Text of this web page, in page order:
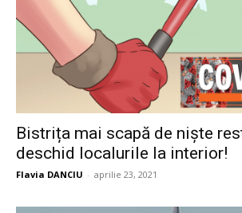
Bistrița mai scapă de niște
deschid localurile la interior!
Flavia DANCIU - aprilie 23, 2021